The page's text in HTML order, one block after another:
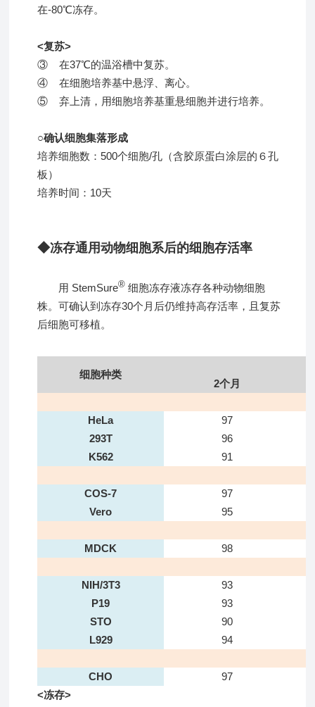
在-80℃冻存。
<复苏>
③ 在37℃的温浴槽中复苏。
④ 在细胞培养基中悬浮、离心。
⑤ 弃上清，用细胞培养基重悬细胞并进行培养。
○确认细胞集落形成
培养细胞数：500个细胞/孔（含胶原蛋白涂层的６孔
板）
培养时间：10天
◆冻存通用动物细胞系后的细胞存活率
用 StemSure®细胞冻存液冻存各种动物细胞
株。可确认到冻存30个月后仍维持高存活率，且复苏
后细胞可移植。
细胞种类
2个月
HeLa
97
293T
96
K562
91
COS-7
97
Vero
95
MDCK 98
NIH/3T3
93
P19
93
STO
90
L929
94
CHO
97
<冻存>